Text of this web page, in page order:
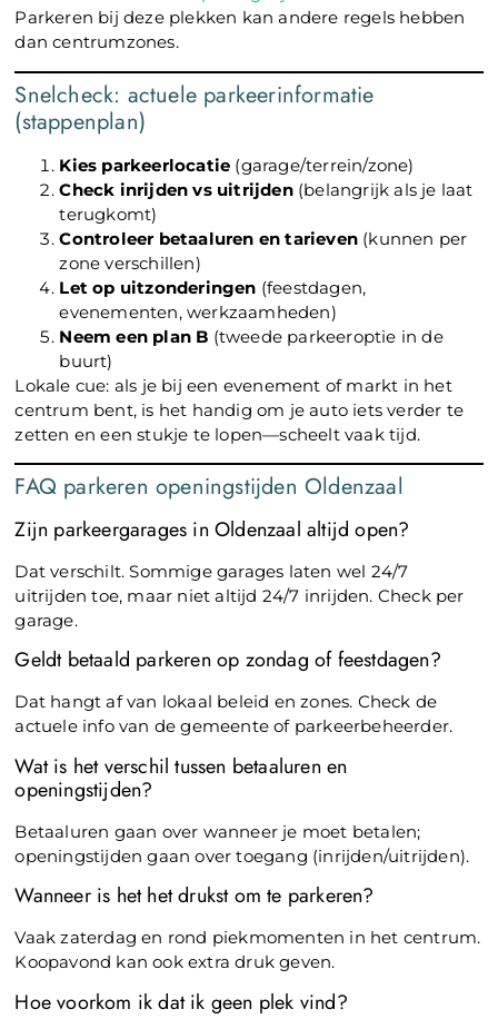
Parkeren bij deze plekken kan andere regels hebben
dan centrumzones.
Snelcheck: actuele parkeerinformatie
(stappenplan)
Kies parkeerlocatie (garage/terrein/zone)
Check inrijden vs uitrijden(belangrijk als je laat
terugkomt)
Controleer betaaluren en tarieven (kunnen per
zone verschillen)
Let op uitzonderingen (feestdagen,
evenementen, werkzaamheden)
Neem een plan B (tweede parkeeroptie in de
buurt)
Lokale cue: als je bij een evenement of markt in het
centrum bent, is het handig om je auto iets verder te
zetten en een stukje te lopen—scheelt vaak tijd.
FAQ parkeren openingstijden Oldenzaal
Zijn parkeergarages in Oldenzaal altijd open?
Dat verschilt. Sommige garages laten wel 24/7
uitrijden toe, maar niet altijd 24/7 inrijden. Check per
garage.
Geldt betaald parkeren op zondag of feestdagen?
Dat hangt af van lokaal beleid en zones. Check de
actuele info van de gemeente of parkeerbeheerder.
Wat is het verschil tussen betaaluren en
openingstijden?
Betaaluren gaan over wanneer je moet betalen;
openingstijden gaan over toegang (inrijden/uitrijden).
Wanneer is het het drukst om te parkeren?
Vaak zaterdag en rond piekmomenten in het centrum.
Koopavond kan ook extra druk geven.
Hoe voorkom ik dat ik geen plek vind?